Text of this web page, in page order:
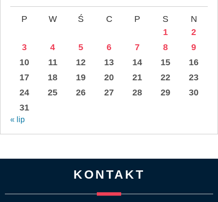
P W Ś C P S
N
1
2
3
4 5 6 7 8
9
10
11 12 13 14 15
16
17
18 19 20 21 22
23
24
25 26 27 28 29
30
31
« lip
KONTAKT